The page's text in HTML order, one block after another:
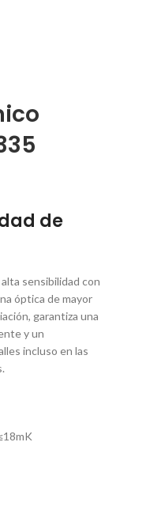
de
sensibilidad con
óptica de mayor
garantiza una
y un
incluso en las